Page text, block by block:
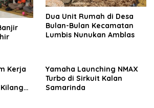
Dua Unit Rumah di Desa
Bulan-Bulan Kecamatan
Lumbis Nunukan Amblas
Kerja
Yamaha Launching NMAX
Turbo di Sirkuit Kalan
Samarinda